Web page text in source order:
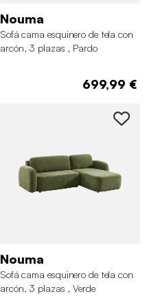
Nouma
Sofá cama esquinero de tela con
arcón, 3 plazas , Pardo
699,99 €
Nouma
Sofá cama esquinero de tela con
arcón, 3 plazas , Verde